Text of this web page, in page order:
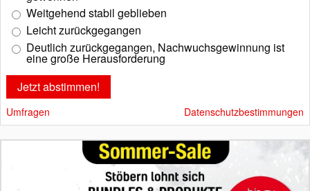
Weitgehend stabil geblieben
Leicht zurückgegangen
Deutlich zurückgegangen, Nachwuchsgewinnung ist
eine große Herausforderung
Umfragen Datenschutzbestimmungen